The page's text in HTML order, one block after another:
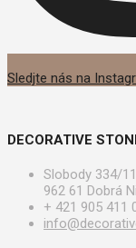
Sledjte nás na
DECORATIVE
Slobody 334/
962 61 Dobrá
+ 421 905 411